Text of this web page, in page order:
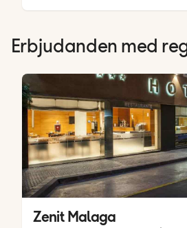
Erbjudanden med
Zenit Malaga